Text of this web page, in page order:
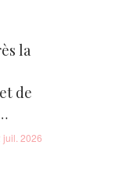
la
de
juil. 2026